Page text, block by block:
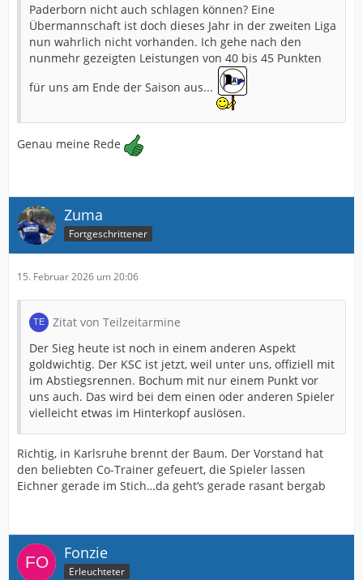
Paderborn nicht auch schlagen können? Eine
Übermannschaft ist doch dieses Jahr in der zweiten Liga
nun wahrlich nicht vorhanden. Ich gehe nach den
nunmehr gezeigten Leistungen von 40 bis 45 Punkten
für uns am Ende der Saison aus...
Genau meine Rede
Zuma
Fortgeschrittener
15. Februar 2026 um 20:06
Zitat von Teilzeitarmine
Der Sieg heute ist noch in einem anderen Aspekt
goldwichtig. Der KSC ist jetzt, weil unter uns, offiziell mit
im Abstiegsrennen. Bochum mit nur einem Punkt vor
uns auch. Das wird bei dem einen oder anderen Spieler
vielleicht etwas im Hinterkopf auslösen.
Richtig, in Karlsruhe brennt der Baum. Der Vorstand hat
den beliebten Co-Trainer gefeuert, die Spieler lassen
Eichner gerade im Stich…da geht‘s gerade rasant bergab
Fonzie
Erleuchteter